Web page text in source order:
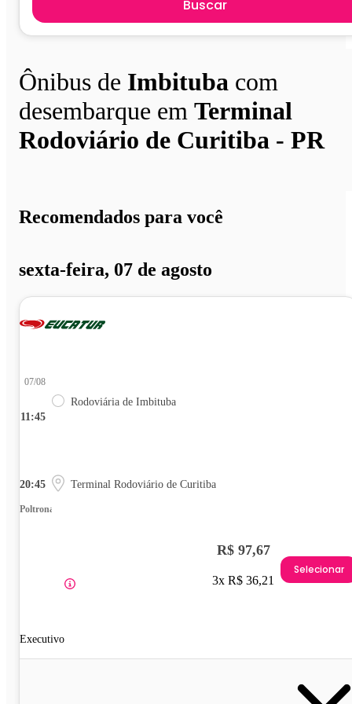
Buscar
Ônibus de Imbituba com
desembarque em Terminal
Rodoviário de Curitiba - PR
Recomendados para você
sexta-feira, 07 de agosto
11:45
07/08
Rodoviária de Imbituba
20:45 Terminal Rodoviário de Curitiba
Poltrona
Executivo
R$ 97,67
3x R$ 36,21
Selecionar